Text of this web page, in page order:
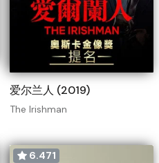
爱尔兰人 (2019)
The Irishman
6.471